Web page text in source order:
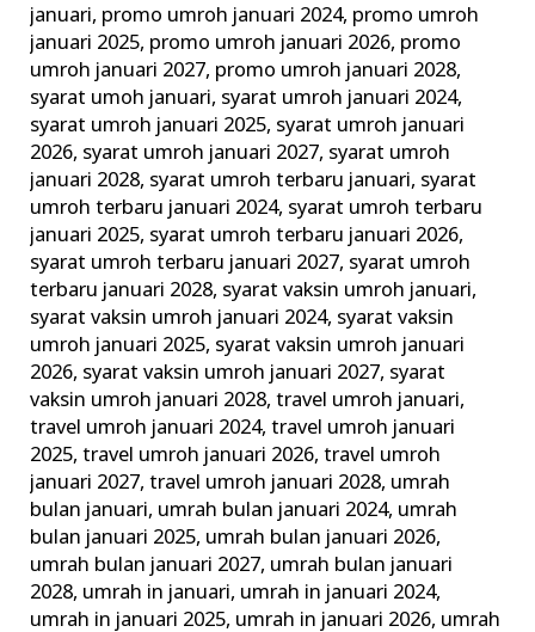
januari, promo umroh januari 2024, promo umroh
januari 2025, promo umroh januari 2026, promo
umroh januari 2027, promo umroh januari 2028,
syarat umoh januari, syarat umroh januari 2024,
syarat umroh januari 2025, syarat umroh januari
2026, syarat umroh januari 2027, syarat umroh
januari 2028, syarat umroh terbaru januari, syarat
umroh terbaru januari 2024, syarat umroh terbaru
januari 2025, syarat umroh terbaru januari 2026,
syarat umroh terbaru januari 2027, syarat umroh
terbaru januari 2028, syarat vaksin umroh januari,
syarat vaksin umroh januari 2024, syarat vaksin
umroh januari 2025, syarat vaksin umroh januari
2026, syarat vaksin umroh januari 2027, syarat
vaksin umroh januari 2028,travel umroh januari,
travel umroh januari 2024,travel umroh januari
2025,travel umroh januari 2026,travel umroh
januari 2027,travel umroh januari 2028, umrah
bulan januari, umrah bulan januari 2024, umrah
bulan januari 2025, umrah bulan januari 2026,
umrah bulan januari 2027, umrah bulan januari
2028, umrah in januari, umrah in januari 2024,
umrah in januari 2025, umrah in januari 2026, umrah